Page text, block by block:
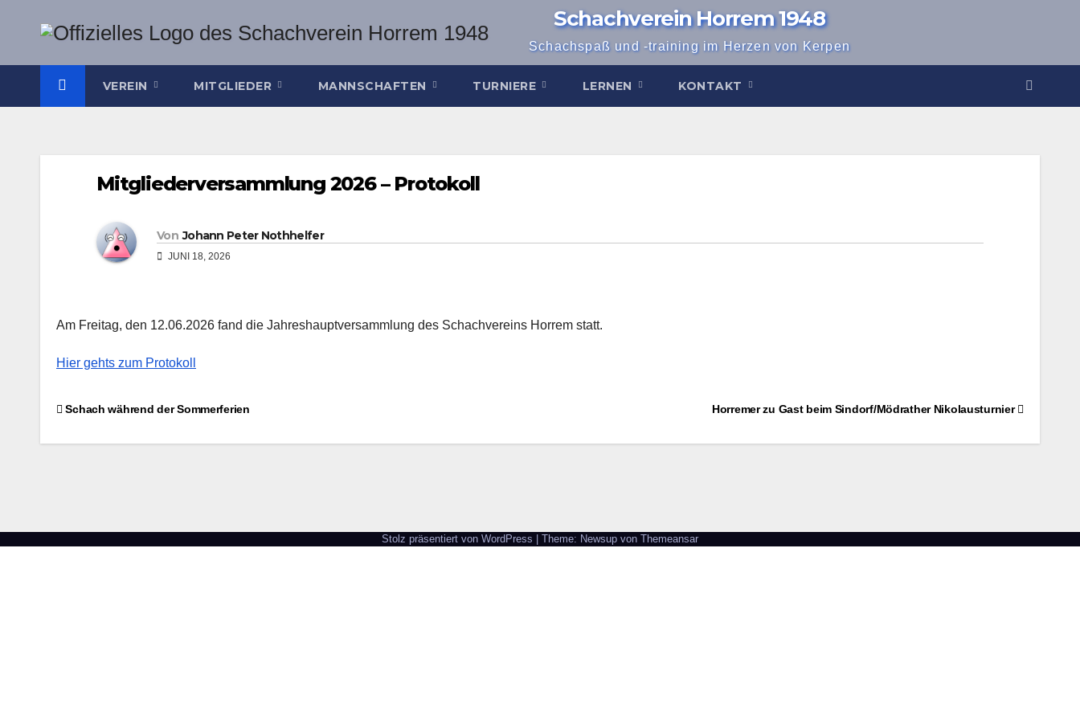
Schachverein Horrem 1948
Schachspaß und -training im Herzen von Kerpen
VEREIN MITGLIEDER MANNSCHAFTEN TURNIERE LERNEN KONTAKT
Mitgliederversammlung 2026 – Protokoll
Von Johann Peter Nothhelfer
JUNI 18, 2026
Am Freitag, den 12.06.2026 fand die Jahreshauptversammlung des Schachvereins Horrem statt.
Hier gehts zum Protokoll
Beitragsnavigation Horremer zu Gast beim Sindorf/Mödrather Nikolausturnier
Schach während der Sommerferien
Stolz präsentiert von WordPress Theme: Newsup von Themeansar